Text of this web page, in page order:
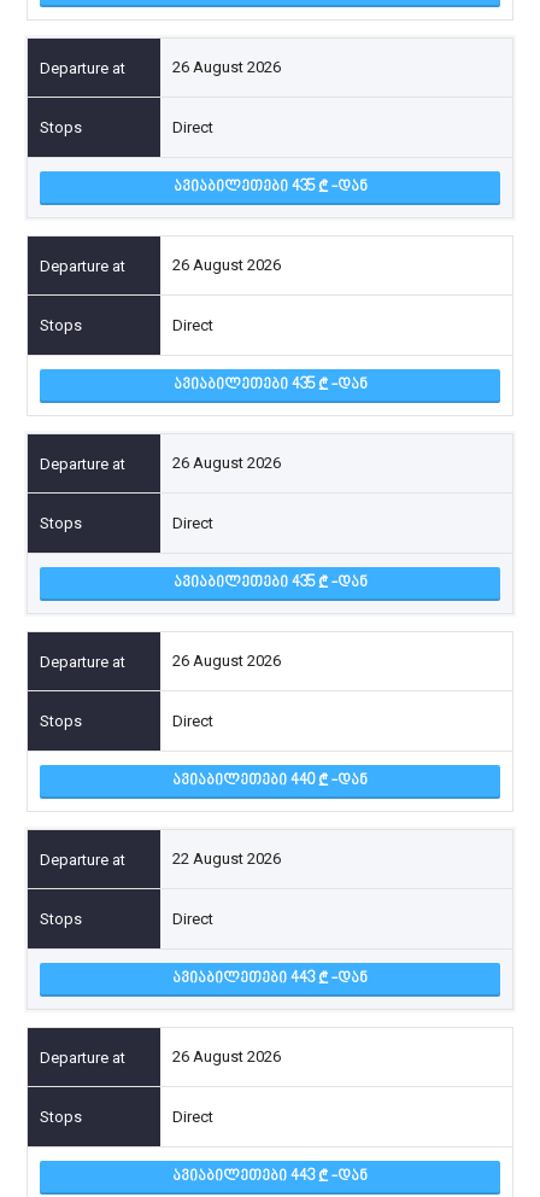
26 August 2026
Direct
ᲐᲕᲘᲐᲑᲘᲚᲔᲗᲔᲑᲘ 435 -ᲓᲐᲜ
26 August 2026
Direct
ᲐᲕᲘᲐᲑᲘᲚᲔᲗᲔᲑᲘ 435 -ᲓᲐᲜ
26 August 2026
Direct
ᲐᲕᲘᲐᲑᲘᲚᲔᲗᲔᲑᲘ 435 -ᲓᲐᲜ
26 August 2026
Direct
ᲐᲕᲘᲐᲑᲘᲚᲔᲗᲔᲑᲘ 440 -ᲓᲐᲜ
22 August 2026
Direct
ᲐᲕᲘᲐᲑᲘᲚᲔᲗᲔᲑᲘ 443 -ᲓᲐᲜ
26 August 2026
Direct
ᲐᲕᲘᲐᲑᲘᲚᲔᲗᲔᲑᲘ 443 -ᲓᲐᲜ